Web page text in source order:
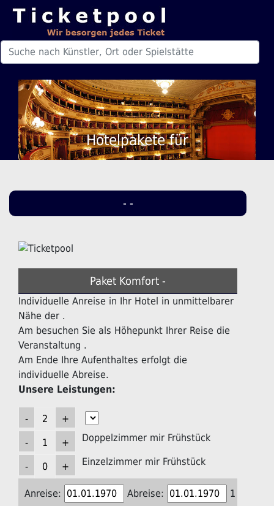
Hotelpakete für
- -
Paket Komfort -
Individuelle Anreise in Ihr Hotel in unmittelbarer
Nähe der .
Am besuchen Sie als Höhepunkt Ihrer Reise die
Veranstaltung .
Am Ende Ihre Aufenthaltes erfolgt die
individuelle Abreise.
Unsere Leistungen:
Doppelzimmer mir Frühstück
Einzelzimmer mir Frühstück
Anreise: Abreise:
1